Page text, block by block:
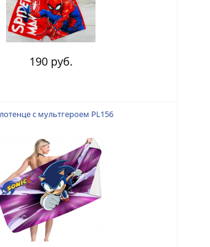
190 руб.
с мультгероем PL156